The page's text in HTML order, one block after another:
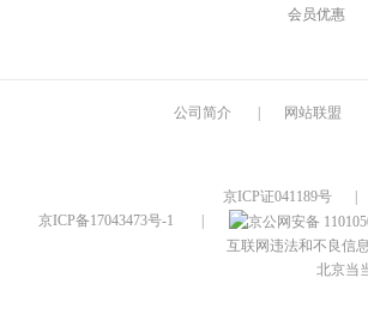
会员优惠
公司简介 网站联盟
京ICP证041189号
京ICP备17043473号-1
互联网违法和不良信
北京当